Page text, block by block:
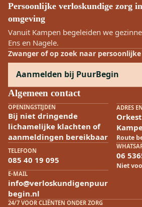
Persoonlijke verloskundige zorg
omgeving
Vanuit Kampen begeleiden we
Ens en Nagele.
Zwanger of op zoek naar
Aanmelden bij PuurBegin
Algemeen contact
OPENINGSTIJDEN
Bij niet dringende
lichamelijke klachten of
aanmeldingen bereikbaar
ADRES
Route
TELEFOON
085 40 19 095 06
Niet
E-MAIL
info@verloskundigenpuur
begin.nl
24/7 VOOR CLIËNTEN ONDER ZORG